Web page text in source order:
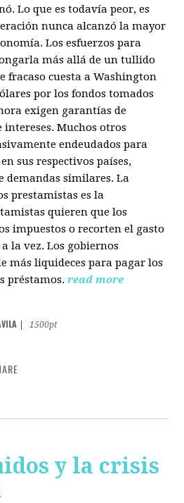
Lo que es todavía peor, es
nunca alcanzó la mayor
Los esfuerzos para
más allá de un tullido
fracaso cuesta a Washington
por los fondos tomados
exigen garantías de
Muchos otros
endeudados para
sus respectivos países,
demandas similares. La
prestamistas es la
quieren que los
impuestos o recorten el gasto
la vez. Los gobiernos
más liquideces para pagar los
préstamos. read more
1500pt
y la crisis